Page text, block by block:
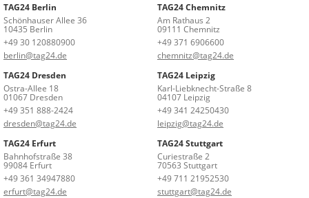
TAG24 Berlin
Schönhauser Allee 36
10435 Berlin
+49 30 120880900
berlin@tag24.de
TAG24 Chemnitz
Am Rathaus 2
09111 Chemnitz
+49 371 6906600
chemnitz@tag24.de
TAG24 Dresden
Ostra-Allee 18
01067 Dresden
+49 351 888-2424
dresden@tag24.de
TAG24 Leipzig
Karl-Liebknecht-Straße 8
04107 Leipzig
+49 341 24250430
leipzig@tag24.de
TAG24 Erfurt
Bahnhofstraße 38
99084 Erfurt
+49 361 34947880
erfurt@tag24.de
TAG24 Stuttgart
Curiestraße 2
70563 Stuttgart
+49 711 21952530
stuttgart@tag24.de